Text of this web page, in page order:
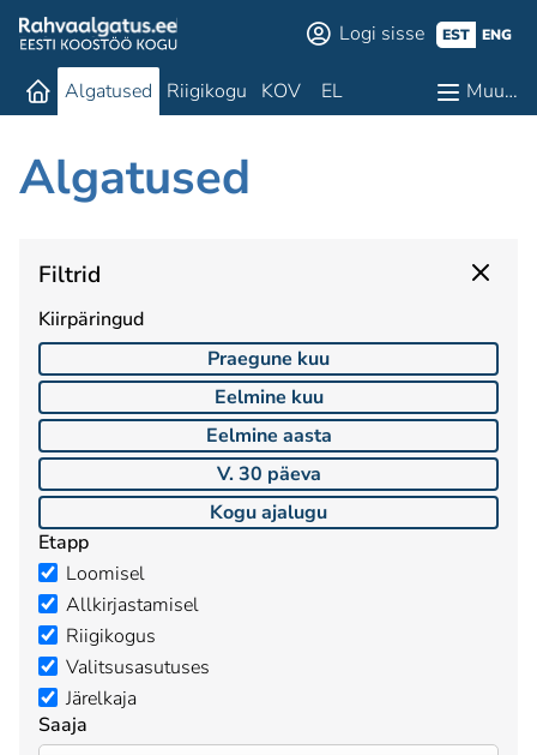
Logi sisse EST ENG
Algatused Riigikogu KOV EL Muu…
Algatused
Filtrid
Kiirpäringud
Praegune kuu
Eelmine kuu
Eelmine aasta
V. 30 päeva
Kogu ajalugu
Etapp
Loomisel
Allkirjastamisel
Riigikogus
Valitsusasutuses
Järelkaja
Saaja